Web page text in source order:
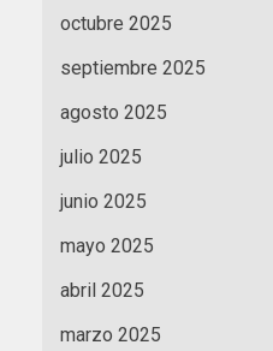
octubre 2025
septiembre 2025
agosto 2025
julio 2025
junio 2025
mayo 2025
abril 2025
marzo 2025